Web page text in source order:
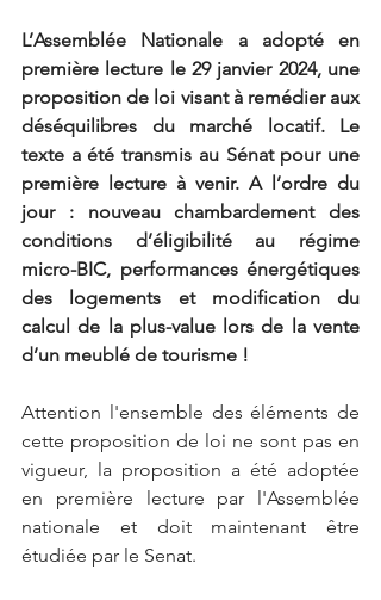
L’Assemblée Nationale a adopté en
première lecture le 29 janvier 2024, une
proposition de loi visant à remédier aux
déséquilibres du marché locatif. Le
texte a été transmis au Sénat pour une
première lecture à venir. A l’ordre du
jour : nouveau chambardement des
conditions d’éligibilité au régime
micro-BIC, performances énergétiques
des logements et modification du
calcul de la plus-value lors de la vente
d’un meublé de tourisme !
Attention l'ensemble des éléments de
cette proposition de loi ne sont pas en
vigueur, la proposition a été adoptée
en première lecture par l'Assemblée
nationale et doit maintenant être
étudiée par le Senat.